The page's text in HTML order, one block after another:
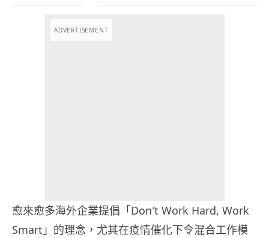
ADVERTISEMENT
愈來愈多海外企業提倡「Don′t Work Hard, Work
Smart」的理念，尤其在疫情催化下令混合工作模